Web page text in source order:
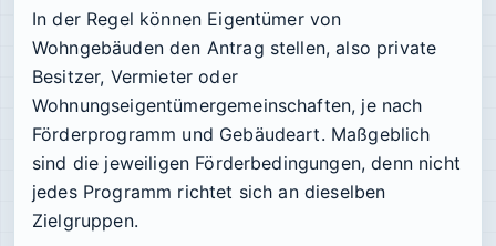
In der Regel können Eigentümer von
Wohngebäuden den Antrag stellen, also private
Besitzer, Vermieter oder
Wohnungseigentümergemeinschaften, je nach
Förderprogramm und Gebäudeart. Maßgeblich
sind die jeweiligen Förderbedingungen, denn nicht
jedes Programm richtet sich an dieselben
Zielgruppen.